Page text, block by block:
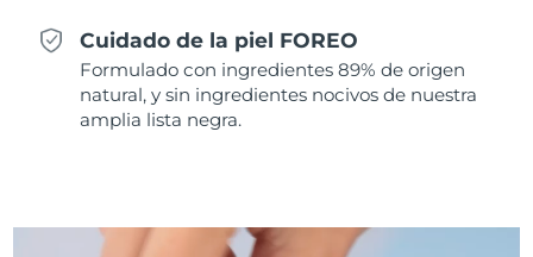
Cuidado de la piel FOREO
Formulado con ingredientes 89% de origen
natural, y sin ingredientes nocivos de nuestra
amplia lista negra.
España
Suecia Entrega prevista8/12/26
Suiza
Tailandia Entrega prevista